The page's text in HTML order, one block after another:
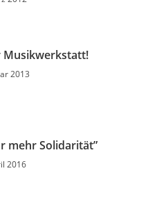
Musikwerkstatt!
2013
mehr Solidarität”
2016